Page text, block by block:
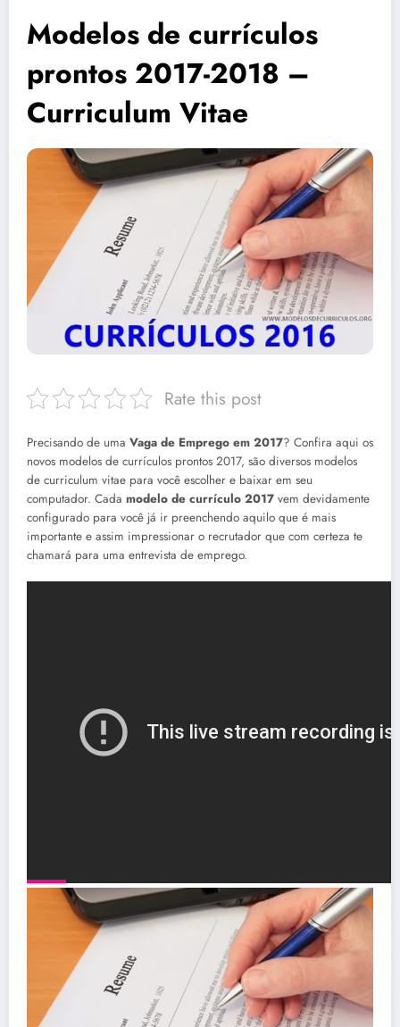
Modelos de currículos
prontos 2017-2018 –
Curriculum Vitae
Rate this post
Precisando de uma Vaga de Emprego em 2017? Confira aqui os
novos modelos de currículos prontos 2017, são diversos modelos
de curriculum vitae para você escolher e baixar em seu
computador. Cada modelo de currículo 2017 vem devidamente
configurado para você já ir preenchendo aquilo que é mais
importante e assim impressionar o recrutador que com certeza te
chamará para uma entrevista de emprego.